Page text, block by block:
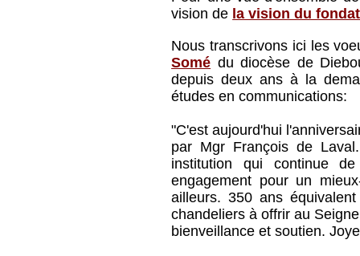
vision de la vision du
Nous transcrivons ici les
Somé du diocèse de
depuis deux ans à la
études en communications:
"C'est aujourd'hui
par Mgr François de
institution qui continue
engagement pour un
ailleurs. 350 ans
chandeliers à offrir au
bienveillance et soutien.